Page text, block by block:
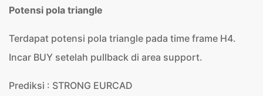
Potensi pola triangle
Terdapat potensi pola triangle pada time frame H4.
Incar BUY setelah pullback di area support.
Prediksi : STRONG EURCAD